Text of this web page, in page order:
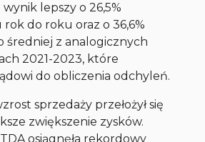
wynik lepszy o 26,5%
do roku oraz o 36,6%
średniej z analogicznych
2021-2023, które
do obliczenia odchyleń.
sprzedaży przełożył się
zwiększenie zysków.
osiągnęła rekordowy